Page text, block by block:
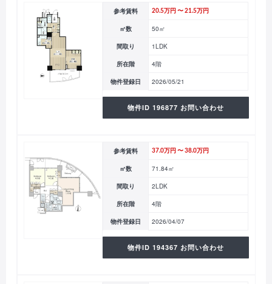
参考賃料 20.5万円 〜 21.5万円
㎡数 50㎡
間取り 1LDK
所在階 4階
物件登録日 2026/05/21
物件ID 196877 お問い合わせ
参考賃料 37.0万円 〜 38.0万円
㎡数 71.84㎡
間取り 2LDK
所在階 4階
物件登録日 2026/04/07
物件ID 194367 お問い合わせ